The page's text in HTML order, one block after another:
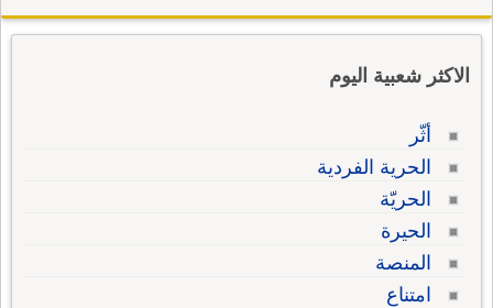
الاكثر شعبية اليوم
أثّر
الحرية الفردية
الحريّة
الحيرة
المنصة
امتناع